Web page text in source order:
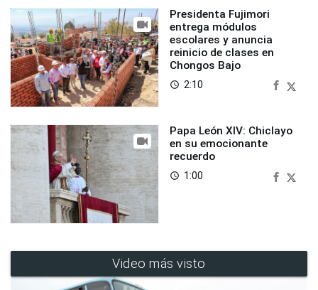
Presidenta Fujimori
entrega módulos
escolares y anuncia
reinicio de clases en
Chongos Bajo
access_time 2:10
Papa León XIV: Chiclayo
en su emocionante
recuerdo
access_time 1:00
Video más visto